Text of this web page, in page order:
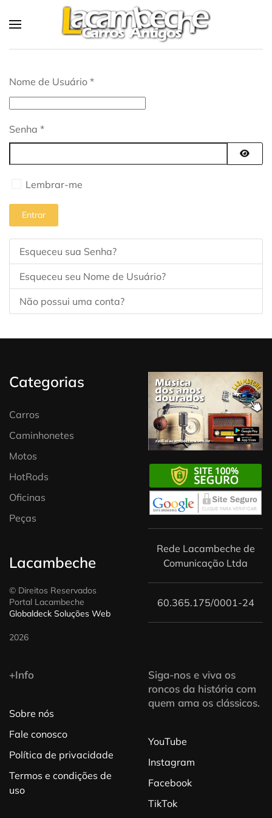
Skip to main content
Nome de Usuário *
Senha *
Lembrar-me
Entrar
Esqueceu sua Senha?
Esqueceu seu Nome de Usuário?
Não possui uma conta?
Categorias
Carros
Caminhonetes
Motos
HotRods
Oficinas
Peças
Lacambeche
© Direitos Reservados
Portal Lacambeche
Globaldeck Soluções Web
2026
Rede Lacambeche de
Comunicação Ltda
60.365.175/0001-24
+Info
Sobre nós
Fale conosco
Política de privacidade
Termos e condições de
uso
Siga-nos e viva os
roncos da história com
quem ama os clássicos.
YouTube
Instagram
Facebook
TikTok